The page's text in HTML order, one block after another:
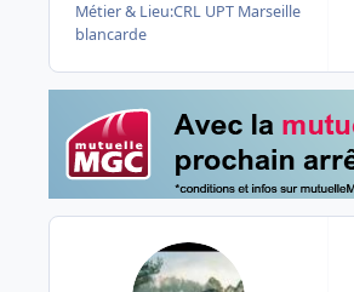
Métier & Lieu:CRL UPT Marseille
blancarde